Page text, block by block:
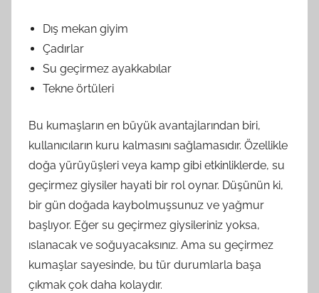
Dış mekan giyim
Çadırlar
Su geçirmez ayakkabılar
Tekne örtüleri
Bu kumaşların en büyük avantajlarından biri,
kullanıcıların kuru kalmasını sağlamasıdır. Özellikle
doğa yürüyüşleri veya kamp gibi etkinliklerde, su
geçirmez giysiler hayati bir rol oynar. Düşünün ki,
bir gün doğada kaybolmuşsunuz ve yağmur
başlıyor. Eğer su geçirmez giysileriniz yoksa,
ıslanacak ve soğuyacaksınız. Ama su geçirmez
kumaşlar sayesinde, bu tür durumlarla başa
çıkmak çok daha kolaydır.